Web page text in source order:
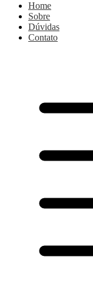
Home
Sobre
Dúvidas
Contato